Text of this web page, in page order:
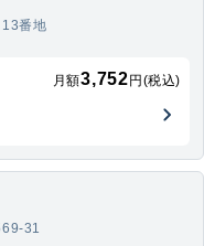
番地
月額3,752 円(税込)
31